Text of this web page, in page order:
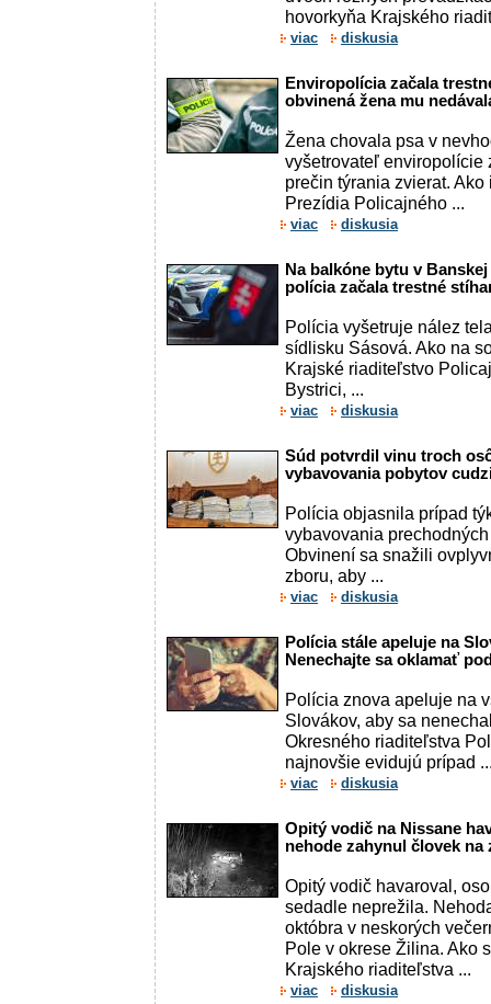
hovorkyňa Krajského
viac diskusia
Enviropolícia začala
obvinená žena mu
Žena chovala psa v
vyšetrovateľ enviropolície
prečin týrania zvierat.
Prezídia Policajného ...
viac diskusia
Na balkóne bytu v
polícia začala trestné
Polícia vyšetruje nález
sídlisku Sásová. Ako na
Krajské riaditeľstvo
Bystrici, ...
viac diskusia
Súd potvrdil vinu troch
vybavovania pobytov
Polícia objasnila prípad
vybavovania
Obvinení sa snažili
zboru, aby ...
viac diskusia
Polícia stále apeluje na
Nenechajte sa oklamať
Polícia znova apeluje na
Slovákov, aby sa
Okresného riaditeľstva
najnovšie evidujú prípad
viac diskusia
Opitý vodič na Nissane
nehode zahynul človek na
Opitý vodič havaroval,
sedadle neprežila.
októbra v neskorých
Pole v okrese Žilina. Ako
Krajského riaditeľstva ...
viac diskusia